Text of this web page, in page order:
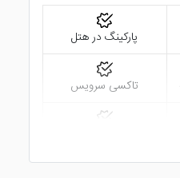
پارکینگ در هتل
تاکسی سرویس